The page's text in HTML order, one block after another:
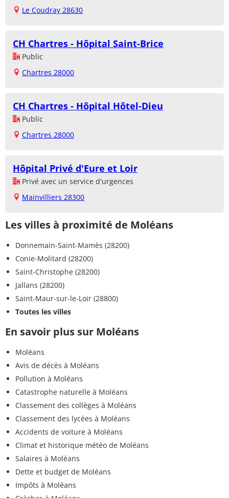
Le Coudray 28630
CH Chartres - Hôpital Saint-Brice
Public
Chartres 28000
CH Chartres - Hôpital Hôtel-Dieu
Public
Chartres 28000
Hôpital Privé d'Eure et Loir
Privé avec un service d'urgences
Mainvilliers 28300
Les villes à proximité de Moléans
Donnemain-Saint-Mamès (28200)
Conie-Molitard (28200)
Saint-Christophe (28200)
Jallans (28200)
Saint-Maur-sur-le-Loir (28800)
Toutes les villes
En savoir plus sur Moléans
Moléans
Avis de décès à Moléans
Pollution à Moléans
Catastrophe naturelle à Moléans
Classement des collèges à Moléans
Classement des lycées à Moléans
Accidents de voiture à Moléans
Climat et historique météo de Moléans
Salaires à Moléans
Dette et budget de Moléans
Impôts à Moléans